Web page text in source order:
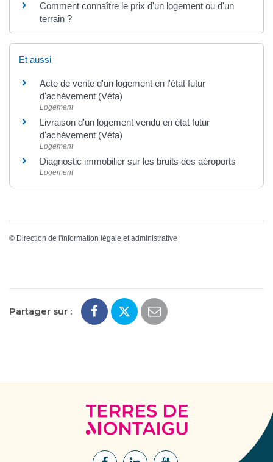
Comment connaître le prix d'un logement ou d'un
terrain ?
Et aussi
Acte de vente d'un logement en l'état futur
d'achèvement (Véfa)
Logement
Livraison d'un logement vendu en état futur
d'achèvement (Véfa)
Logement
Diagnostic immobilier sur les bruits des aéroports
Logement
© Direction de l'information légale et administrative
Partager sur :
Terres
de
Montaigu